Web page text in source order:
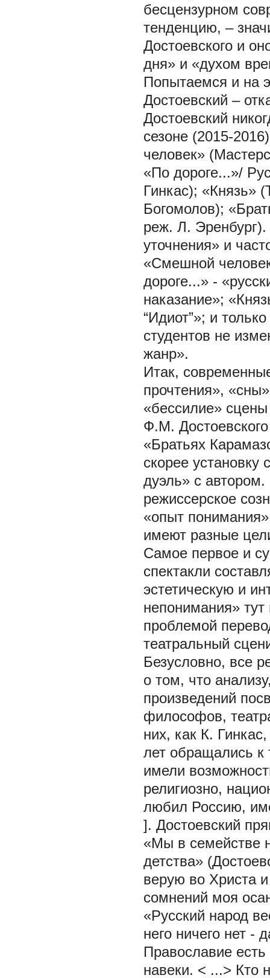
бесцензурном
тенденцию, –
Достоевского и
дня» и «духом
Попытаемся и на
Достоевский –
Достоевский
сезоне (2015-
человек»
«По дороге...»/
Гинкас); «Князь»
Богомолов);
реж. Л.
уточнения» и
«Смешной
дороге...» -
наказание»;
“Идиот”»; и
студентов не
жанр».
Итак,
прочтения»,
«бессилие»
Ф.М.
«Братьях
скорее установку
дуэль» с
режиссерское
«опыт
имеют разные
Самое первое и
спектакли
эстетическую и
непонимания»
проблемой
театральный
Безусловно, все
о том, что
произведений
философов,
них, как К.
лет обращались к
имели
религиозно,
любил Россию,
]. Достоевский
«Мы в семействе
детства»
верую во Христа
сомнений моя
«Русский народ
него ничего нет -
Православие
навеки. < ...> Кто